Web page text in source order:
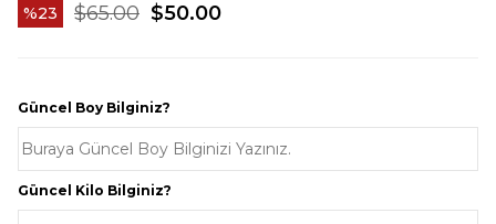
23 $65.00 $50.00
Güncel Boy Bilginiz?
Güncel Kilo Bilginiz?